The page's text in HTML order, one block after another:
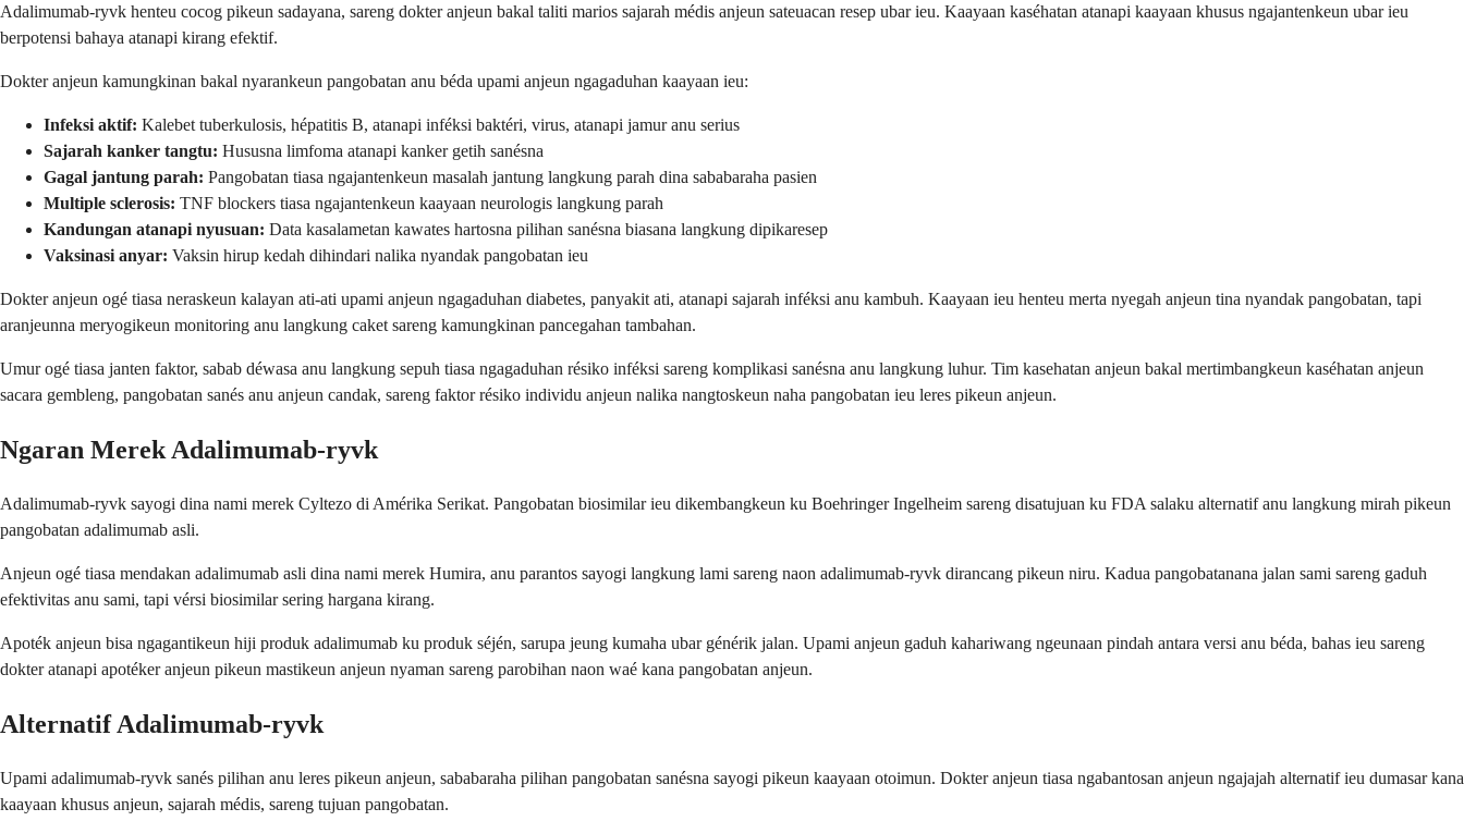
Adalimumab-ryvk henteu cocog pikeun sadayana, sareng dokter anjeun bakal taliti marios sajarah médis anjeun sateuacan resep ubar ieu. Kaayaan kaséhatan atanapi kaayaan khusus ngajantenkeun ubar ieu
berpotensi bahaya atanapi kirang efektif.
Dokter anjeun kamungkinan bakal nyarankeun pangobatan anu béda upami anjeun ngagaduhan kaayaan ieu:
Infeksi aktif: Kalebet tuberkulosis, hépatitis B, atanapi inféksi baktéri, virus, atanapi jamur anu serius
Sajarah kanker tangtu: Hususna limfoma atanapi kanker getih sanésna
Gagal jantung parah: Pangobatan tiasa ngajantenkeun masalah jantung langkung parah dina sababaraha pasien
Multiple sclerosis: TNF blockers tiasa ngajantenkeun kaayaan neurologis langkung parah
Kandungan atanapi nyusuan: Data kasalametan kawates hartosna pilihan sanésna biasana langkung dipikaresep
Vaksinasi anyar: Vaksin hirup kedah dihindari nalika nyandak pangobatan ieu
Dokter anjeun ogé tiasa neraskeun kalayan ati-ati upami anjeun ngagaduhan diabetes, panyakit ati, atanapi sajarah inféksi anu kambuh. Kaayaan ieu henteu merta nyegah anjeun tina nyandak pangobatan, tapi
aranjeunna meryogikeun monitoring anu langkung caket sareng kamungkinan pancegahan tambahan.
Umur ogé tiasa janten faktor, sabab déwasa anu langkung sepuh tiasa ngagaduhan résiko inféksi sareng komplikasi sanésna anu langkung luhur. Tim kasehatan anjeun bakal mertimbangkeun kaséhatan anjeun
sacara gembleng, pangobatan sanés anu anjeun candak, sareng faktor résiko individu anjeun nalika nangtoskeun naha pangobatan ieu leres pikeun anjeun.
Ngaran Merek Adalimumab-ryvk
Adalimumab-ryvk sayogi dina nami merek Cyltezo di Amérika Serikat. Pangobatan biosimilar ieu dikembangkeun ku Boehringer Ingelheim sareng disatujuan ku FDA salaku alternatif anu langkung mirah pikeun
pangobatan adalimumab asli.
Anjeun ogé tiasa mendakan adalimumab asli dina nami merek Humira, anu parantos sayogi langkung lami sareng naon adalimumab-ryvk dirancang pikeun niru. Kadua pangobatanana jalan sami sareng gaduh
efektivitas anu sami, tapi vérsi biosimilar sering hargana kirang.
Apoték anjeun bisa ngagantikeun hiji produk adalimumab ku produk séjén, sarupa jeung kumaha ubar générik jalan. Upami anjeun gaduh kahariwang ngeunaan pindah antara versi anu béda, bahas ieu sareng
dokter atanapi apotéker anjeun pikeun mastikeun anjeun nyaman sareng parobihan naon waé kana pangobatan anjeun.
Alternatif Adalimumab-ryvk
Upami adalimumab-ryvk sanés pilihan anu leres pikeun anjeun, sababaraha pilihan pangobatan sanésna sayogi pikeun kaayaan otoimun. Dokter anjeun tiasa ngabantosan anjeun ngajajah alternatif ieu dumasar kana
kaayaan khusus anjeun, sajarah médis, sareng tujuan pangobatan.